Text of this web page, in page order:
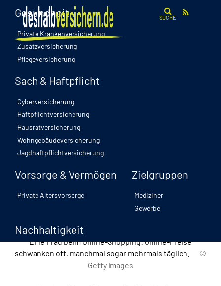
SUCHE
Gesundheit
Private Krankenversicherung
Zusatzversicherung
Pflegeversicherung
Sach & Haftpflicht
Cyberversicherung
Haftpflichtversicherung
Hausratversicherung
Wohngebäudeversicherung
Jagdhaftpflichtversicherung
Vorsorge & Vermögen
Private Altersvorsorge
Zielgruppen
Mediziner
Gewerbe
Nachhaltigkeit
Eine Frau beim Online-Shopping: Online-Preise
schwanken oft, manchmal sogar mehrmals täglich.
©
Getty Images